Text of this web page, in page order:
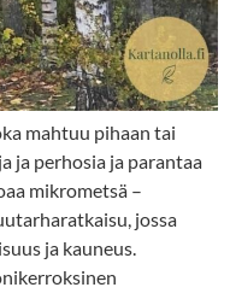
mahtuu pihaan tai
ja perhosia ja parantaa
mikrometsä –
jossa
ja kauneus.